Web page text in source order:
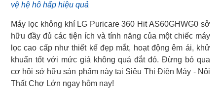
vệ hệ hô hấp hiệu quả
Máy lọc không khí LG Puricare 360 Hit AS60GHWG0 sở
hữu đầy đủ các tiện ích và tính năng của một chiếc máy
lọc cao cấp như thiết kế đẹp mắt, hoạt động êm ái, khử
khuẩn tốt với mức giá không quá đắt đỏ. Đừng bỏ qua
cơ hội sở hữu sản phẩm này tại Siêu Thị Điện Máy - Nội
Thất Chợ Lớn ngay hôm nay!